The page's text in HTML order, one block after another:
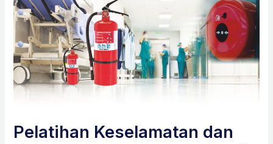
Pelatihan Keselamatan dan